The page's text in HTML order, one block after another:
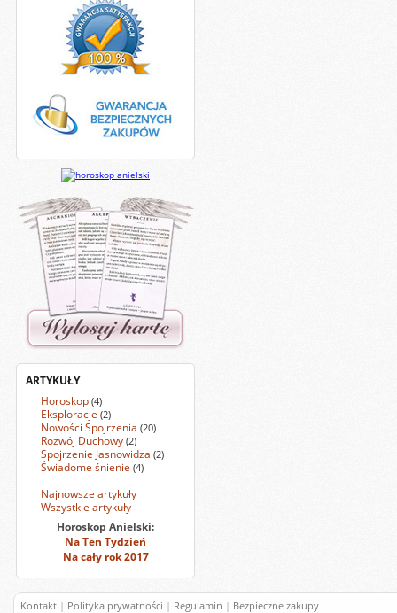
ARTYKUŁY
Horoskop (4)
Eksploracje (2)
Nowości Spojrzenia (20)
Rozwój Duchowy (2)
Spojrzenie Jasnowidza (2)
Świadome śnienie (4)
Najnowsze artykuły
Wszystkie artykuły
Horoskop Anielski:
Na Ten Tydzień
Na cały rok 2017
Kontakt | Polityka prywatności | Regulamin | Bezpieczne zakupy